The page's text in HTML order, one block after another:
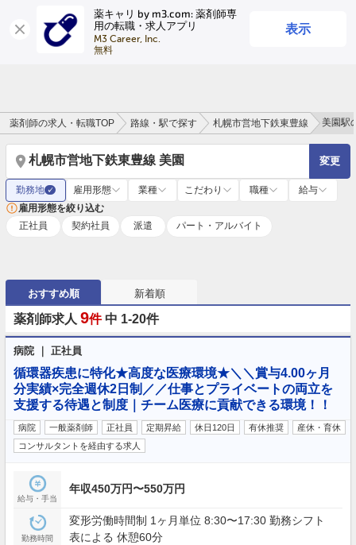
薬キャリ by m3.com: 薬剤師専
用の転職・求人アプリ
M3 Career, Inc.
無料
表示
ログイン
薬剤師の求人・転職TOP 路線・駅で探す 札幌市営地下鉄東豊線 美園駅
札幌市営地下鉄東豊線 美園 変更
勤務地 ✓ 雇用形態 業種 こだわり 職種
給与
雇用形態を絞り込む
正社員
契約社員 派遣 パート・アルバイト
おすすめ順 新着順
薬剤師求人 9件 中 1-20件
病院 ｜ 正社員
循環器疾患に特化★高度な医療環境★＼＼賞与4.00ヶ月
分実績×完全週休2日制／／仕事とプライベートの両立を
支援する待遇と制度｜チーム医療に貢献できる環境！！
病院 一般薬剤師 正社員 定期昇給 休日120日 有休推奨
産休・育休
コンサルタントを経由する求人
給与・手当
年収450万円〜550万円
勤務時間
変形労働時間制 1ヶ月単位 8:30〜17:30 勤務シフト
表による 休憩60分